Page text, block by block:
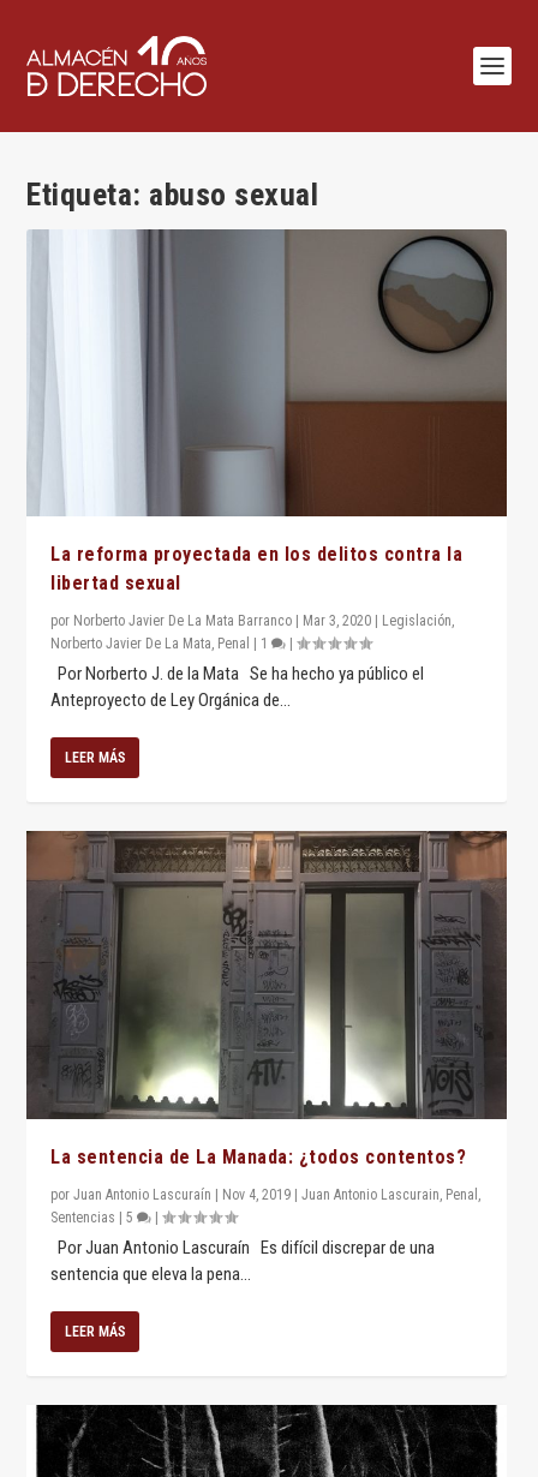
Etiqueta: abuso sexual
La reforma proyectada en los delitos contra la
libertad sexual
por Norberto Javier De La Mata Barranco Mar 3, 2020 Legislación,
Norberto Javier De La Mata, Penal 1 |
Por Norberto J. de la Mata Se ha hecho ya público el
Anteproyecto de Ley Orgánica de...
LEER MÁS
La sentencia de La Manada: ¿todos contentos?
porJuan Antonio Lascuraín | Nov 4, 2019 |Juan Antonio Lascurain Penal
Sentencias |5 |
Por Juan Antonio Lascuraín Es difícil discrepar de una
sentencia que eleva la pena...
LEER MÁS